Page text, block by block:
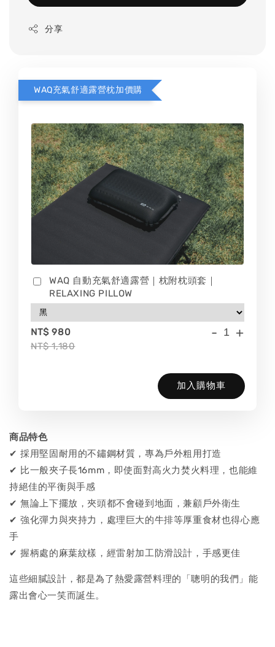
分享
WAQ充氣舒適露營枕加價購
WAQ 自動充氣舒適露營｜枕附枕頭套｜
RELAXING PILLOW
NT$ 980
NT$ 1,180
- +
加入購物車
商品特色
✔ 採用堅固耐用的不鏽鋼材質，專為戶外粗用打造
✔ 比一般夾子長16mm，即使面對高火力焚火料理，也能維
持絕佳的平衡與手感
✔ 無論上下擺放，夾頭都不會碰到地面，兼顧戶外衛生
✔ 強化彈力與夾持力，處理巨大的牛排等厚重食材也得心應
手
✔ 握柄處的麻葉紋樣，經雷射加工防滑設計，手感更佳
這些細膩設計，都是為了熱愛露營料理的「聰明的我們」能
露出會心一笑而誕生。